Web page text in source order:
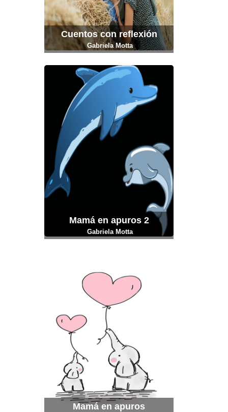
Cuentos con reflexión
Gabriela Motta
Mamá en apuros 2
Gabriela Motta
Mamá en apuros